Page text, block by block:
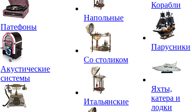
Патефоны
Акустические
системы
Напольные
Со столиком
Итальянские
Корабли
Парусники
Яхты,
катера и
лодки